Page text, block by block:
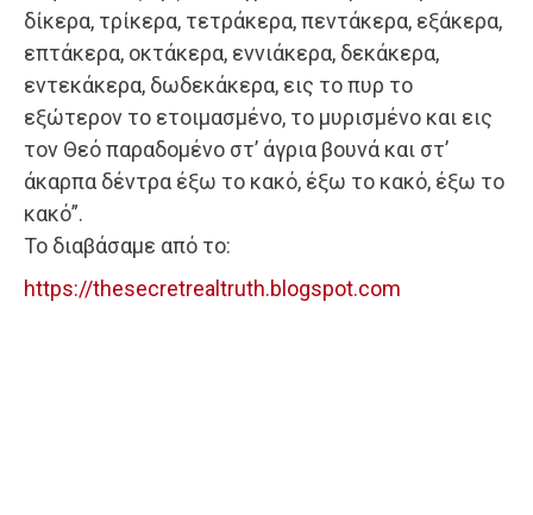
δίκερα, τρίκερα, τετράκερα, πεντάκερα, εξάκερα,
επτάκερα, οκτάκερα, εννιάκερα, δεκάκερα,
εντεκάκερα, δωδεκάκερα, εις το πυρ το
εξώτερον το ετοιμασμένο, το μυρισμένο και εις
τον Θεό παραδομένο στ’ άγρια βουνά και στ’
άκαρπα δέντρα έξω το κακό, έξω το κακό, έξω το
κακό”.
Το διαβάσαμε από το:
https://thesecretrealtruth.blogspot.com